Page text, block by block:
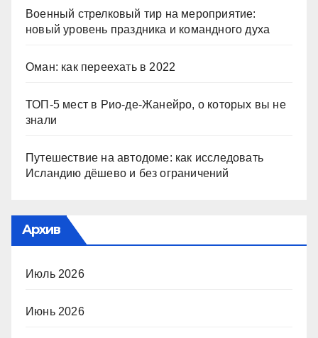
Военный стрелковый тир на мероприятие:
новый уровень праздника и командного духа
Оман: как переехать в 2022
ТОП-5 мест в Рио-де-Жанейро, о которых вы не
знали
Путешествие на автодоме: как исследовать
Исландию дёшево и без ограничений
Архив
Июль 2026
Июнь 2026